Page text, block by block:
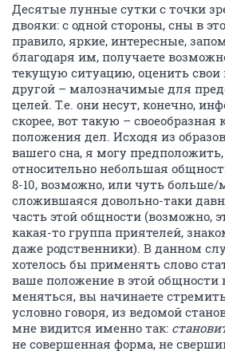
Десятые лунные сутки с точки
двояки: с одной стороны, сны в
правило, яркие, интересные,
благодаря им, получаете
текущую ситуацию, оценить свои
другой – малозначимые для
целей. Т.е. они несут, конечно,
скорее, вот такую – своеобразная
положения дел. Исходя из
вашего сна, я могу
относительно небольшая
8-10, возможно, или чуть
сложившаяся довольно-таки
часть этой общности (возможно,
какая-то группа приятелей,
даже родственники). В данном
хотелось бы применять слово
ваше положение в этой общности
меняться, вы начинаете
условно говоря, из ведомой
мне видится именно так:
не совершенная форма, не